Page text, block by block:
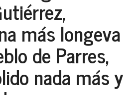
más longeva
de Parres,
nada más y